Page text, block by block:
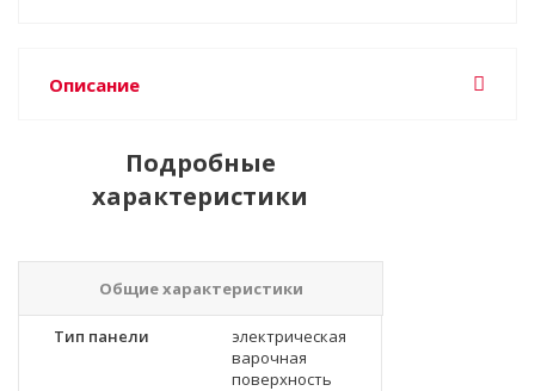
Описание
Подробные
характеристики
Общие характеристики
Тип панели
электрическая
варочная
поверхность